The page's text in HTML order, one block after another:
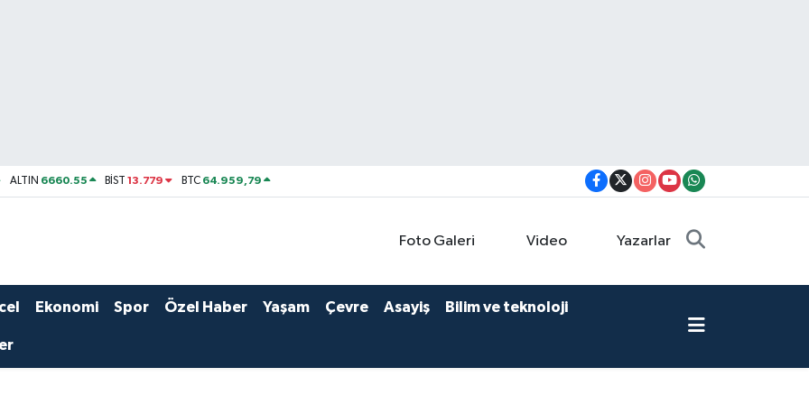
ALTIN 6660.55 BİST13.779 BTC 64.959,79
Foto Galeri Video Yazarlar
Ekonomi Spor Özel Haber Yaşam Çevre Asayiş Bilim ve teknoloji